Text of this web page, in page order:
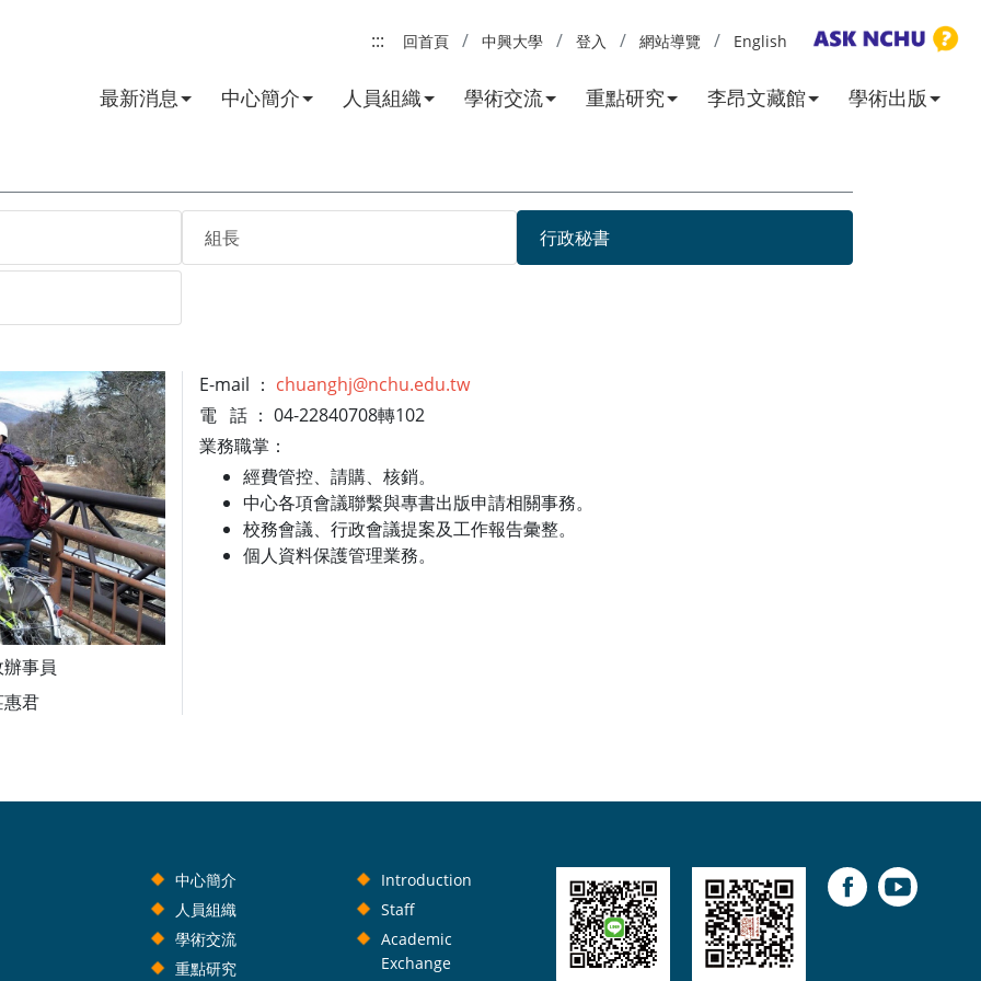
::: 回首頁 中興大學 登入 網站導覽 English
最新消息 中心簡介 人員組織 學術交流 重點研究 李昂文藏館 學術出版
組長 行政秘書
事員
惠君
E-mail ： chuanghj@nchu.edu.tw
電 話 ： 04-22840708轉102
業務職掌：
經費管控、請購、核銷。
中心各項會議聯繫與專書出版申請相關事務。
校務會議、行政會議提案及工作報告彙整。
個人資料保護管理業務。
中心簡介
人員組織
學術交流
重點研究
Introduction
Staff
Academic
Exchange